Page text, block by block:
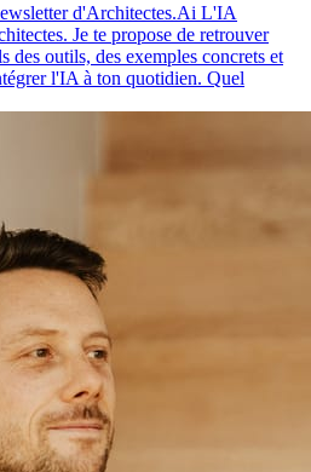
d'Architectes.Ai L'IA
Je te propose de retrouver
des outils, des exemples concrets et
l'IA à ton quotidien. Quel